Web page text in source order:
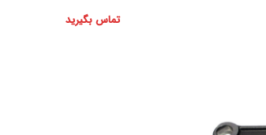
تماس بگیرید